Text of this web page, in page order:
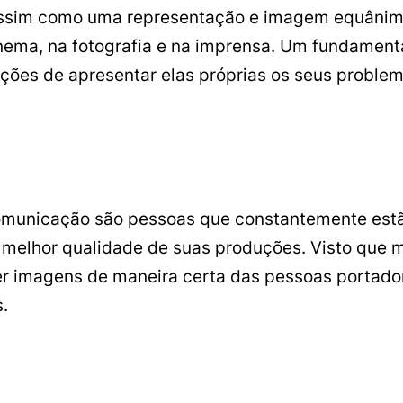
como uma representação e imagem
na fotografia e na imprensa. Um
de apresentar elas próprias os seus
são pessoas que constantemente
qualidade de suas produções. Visto que
imagens de maneira certa das pessoas